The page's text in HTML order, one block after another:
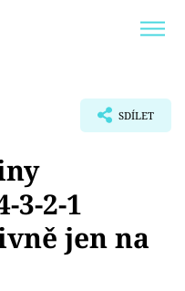
SDÍLET
3-2-1
jen na